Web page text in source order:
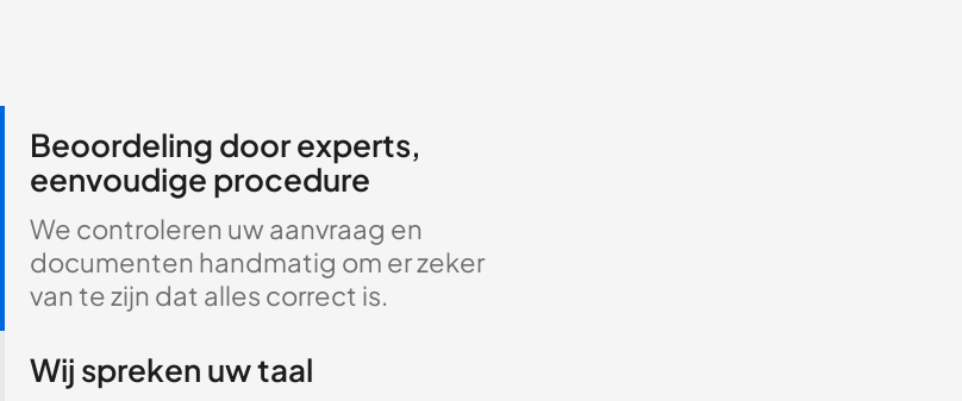
Beoordeling door experts,
eenvoudige procedure
We controleren uw aanvraag en
documenten handmatig om er zeker
van te zijn dat alles correct is.
Wij spreken uw taal